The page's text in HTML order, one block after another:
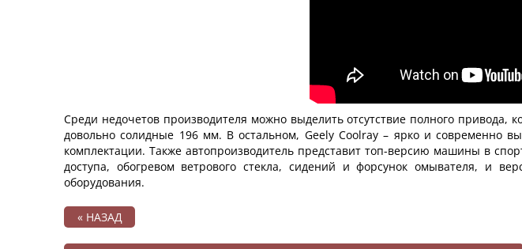
Среди недочетов производителя можно выделить отсутствие полного привода,
довольно солидные 196 мм. В остальном, Geely Coolray – ярко и современно
комплектации. Также автопроизводитель представит топ-версию машины в
доступа, обогревом ветрового стекла, сидений и форсунок омывателя, и
оборудования.
« НАЗАД